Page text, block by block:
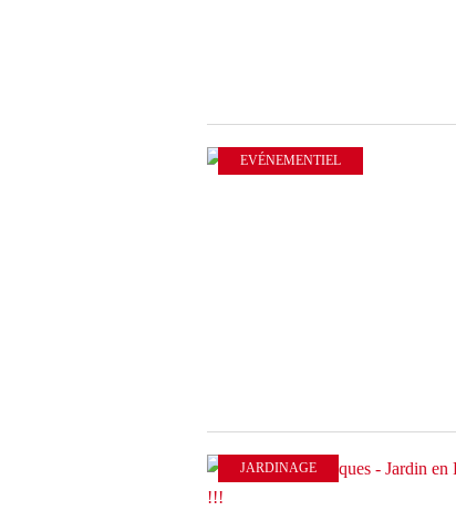
EVÉNEMENTIEL
JARDINAGE